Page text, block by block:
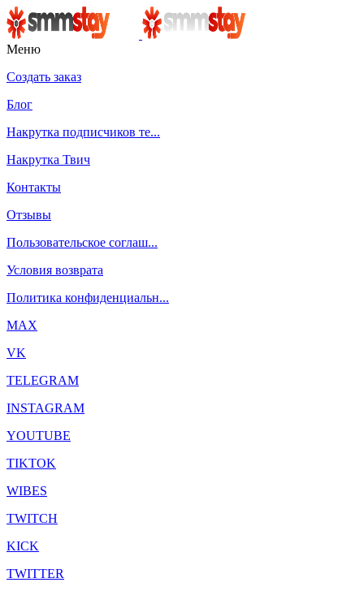
Меню
Создать заказ
Блог
Накрутка подписчиков те...
Накрутка Твич
Контакты
Отзывы
Пользовательское соглаш...
Условия возврата
Политика конфиденциальн...
MAX
VK
TELEGRAM
INSTAGRAM
YOUTUBE
TIKTOK
WIBES
TWITCH
KICK
TWITTER